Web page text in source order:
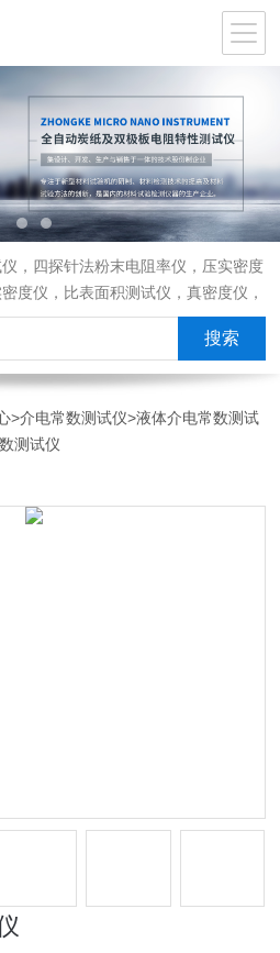
，四探针法粉末电阻率仪，压实密度
度仪，比表面积测试仪，真密度仪，
炭块二氧化碳反应测定仪
>介电常数测试仪>液体介电常数测试
测试仪